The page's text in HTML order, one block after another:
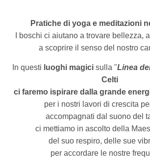
Pratiche di yoga e meditazioni
I boschi ci aiutano a trovare bellezza,
a scoprire il senso del nostro
In questi luoghi magici sulla "Linea
Celti
ci faremo ispirare dalla grande
per i nostri lavori di crescita
accompagnati dal suono del
ci mettiamo in ascolto della
del suo respiro, delle sue
per accordare le nostre